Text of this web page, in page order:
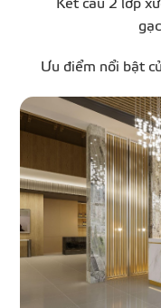
Kết cấu 2 lớp
Ưu điểm nổi bật